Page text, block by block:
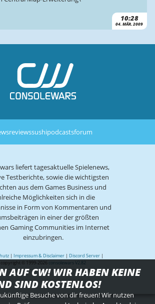
10:28
04. MÄR. 2009
reviewssushipodcastsforum
liefert tagesaktuelle Spielenews,
Testberichte, sowie die wichtigsten
aus dem Games Business und
Möglichkeiten sich in die
in Form von Kommentaren und
in einer der größten
Gaming Communities im Internet
einzubringen.
| Impressum & Disclaimer | Discord Server |
copyright © 1999-2026
consolewars V2.82
AUF CW! WIR HABEN KEINE
SIND KOSTENLOS!
Besuche von dir freuen! Wir nutzen